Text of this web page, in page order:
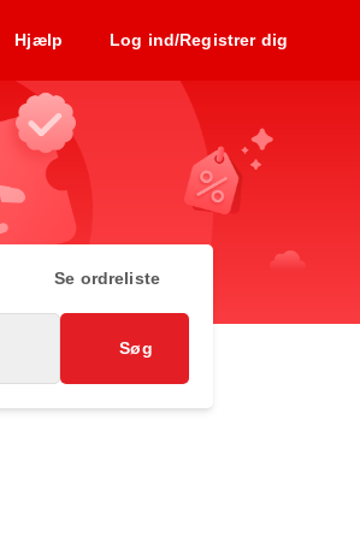
Hjælp Log ind/Registrer dig
Se ordreliste
Søg